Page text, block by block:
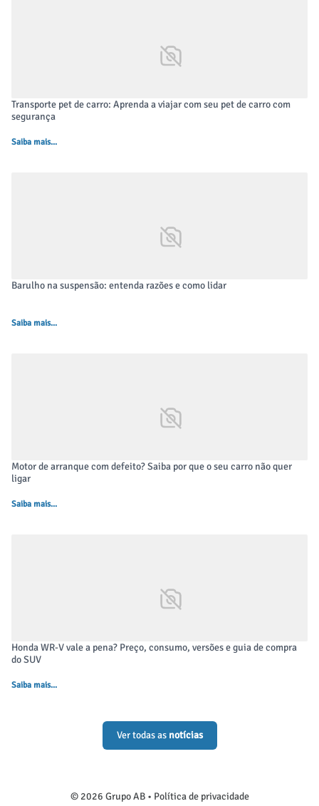
Transporte pet de carro: Aprenda a viajar com seu pet de carro com
segurança
Saiba mais...
Barulho na suspensão: entenda razões e como lidar
Saiba mais...
Motor de arranque com defeito? Saiba por que o seu carro não quer
ligar
Saiba mais...
Honda WR-V vale a pena? Preço, consumo, versões e guia de compra
do SUV
Saiba mais...
Ver todas as notícias
© 2026 Grupo AB • Política de privacidade